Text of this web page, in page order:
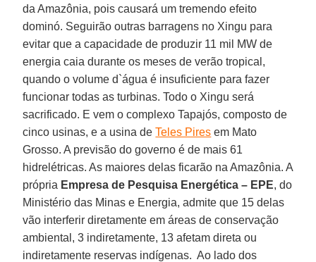
da Amazônia, pois causará um tremendo efeito
dominó. Seguirão outras barragens no Xingu para
evitar que a capacidade de produzir 11 mil MW de
energia caia durante os meses de verão tropical,
quando o volume d`água é insuficiente para fazer
funcionar todas as turbinas. Todo o Xingu será
sacrificado. E vem o complexo Tapajós, composto de
cinco usinas, e a usina deTeles Pires em Mato
Grosso. A previsão do governo é de mais 61
hidrelétricas. As maiores delas ficarão na Amazônia. A
própria Empresa de Pesquisa Energética – EPE, do
Ministério das Minas e Energia, admite que 15 delas
vão interferir diretamente em áreas de conservação
ambiental, 3 indiretamente, 13 afetam direta ou
indiretamente reservas indígenas. Ao lado dos